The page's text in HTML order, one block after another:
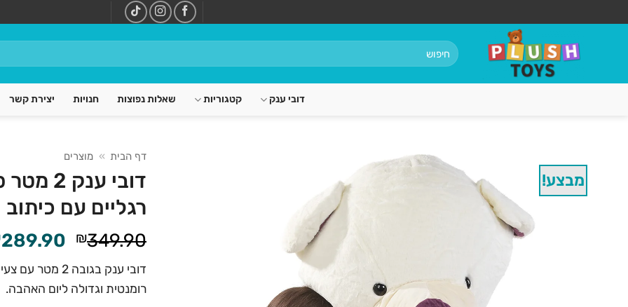
חיפוש
עבור:
דובי ענק קטגוריות שאלות נפוצות חנויות יצירת קשר
מבצע!
דף הבית » מוצרים
דובי
רגליים עם כיתוב i love you
₪349.90
המחיר
המקורי
היה:
289.90
רומנטית וגדולה ליום האהבה.